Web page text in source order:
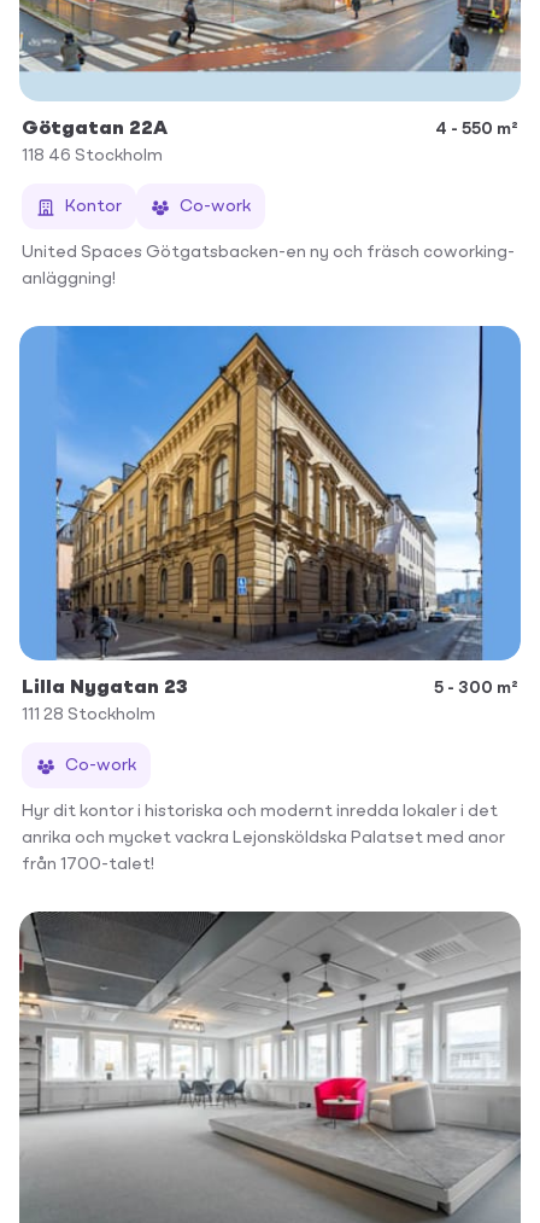
Götgatan 22A
4 - 550 m²
118 46 Stockholm
Kontor Co-work
United Spaces Götgatsbacken-en ny och fräsch coworking-
anläggning!
Lilla Nygatan 23
5 - 300 m²
111 28 Stockholm
Co-work
Hyr dit kontor i historiska och modernt inredda lokaler i det
anrika och mycket vackra Lejonsköldska Palatset med anor
från 1700-talet!